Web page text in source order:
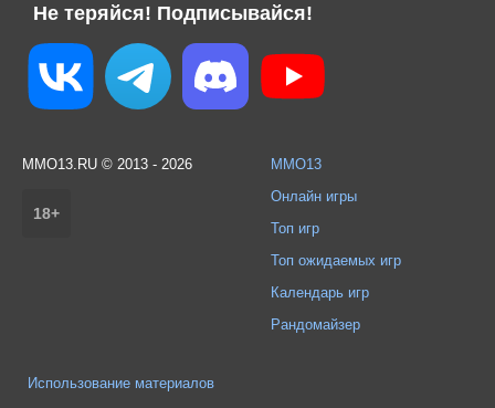
Не теряйся! Подписывайся!
MMO13.RU © 2013 - 2026
18+
MMO13
Онлайн игры
Топ игр
Топ ожидаемых игр
Календарь игр
Рандомайзер
Использование материалов